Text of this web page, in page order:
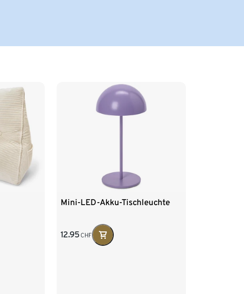
Mini-LED-Akku-Tischleuchte
12.95CHF